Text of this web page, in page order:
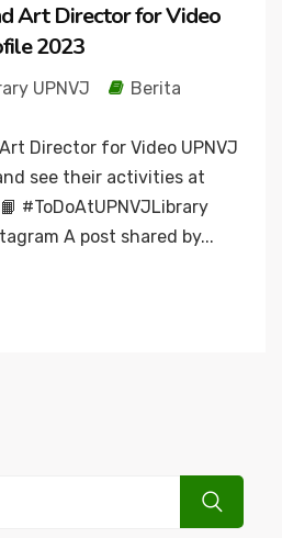
Art Director for Video
2023
UPNVJ Berita
Director for Video UPNVJ
see their activities at
#ToDoAtUPNVJLibrary
A post shared by...